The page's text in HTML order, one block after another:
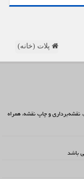
پلات (خانه)
نقشه‌برداری و چاپ نقشه، همراه